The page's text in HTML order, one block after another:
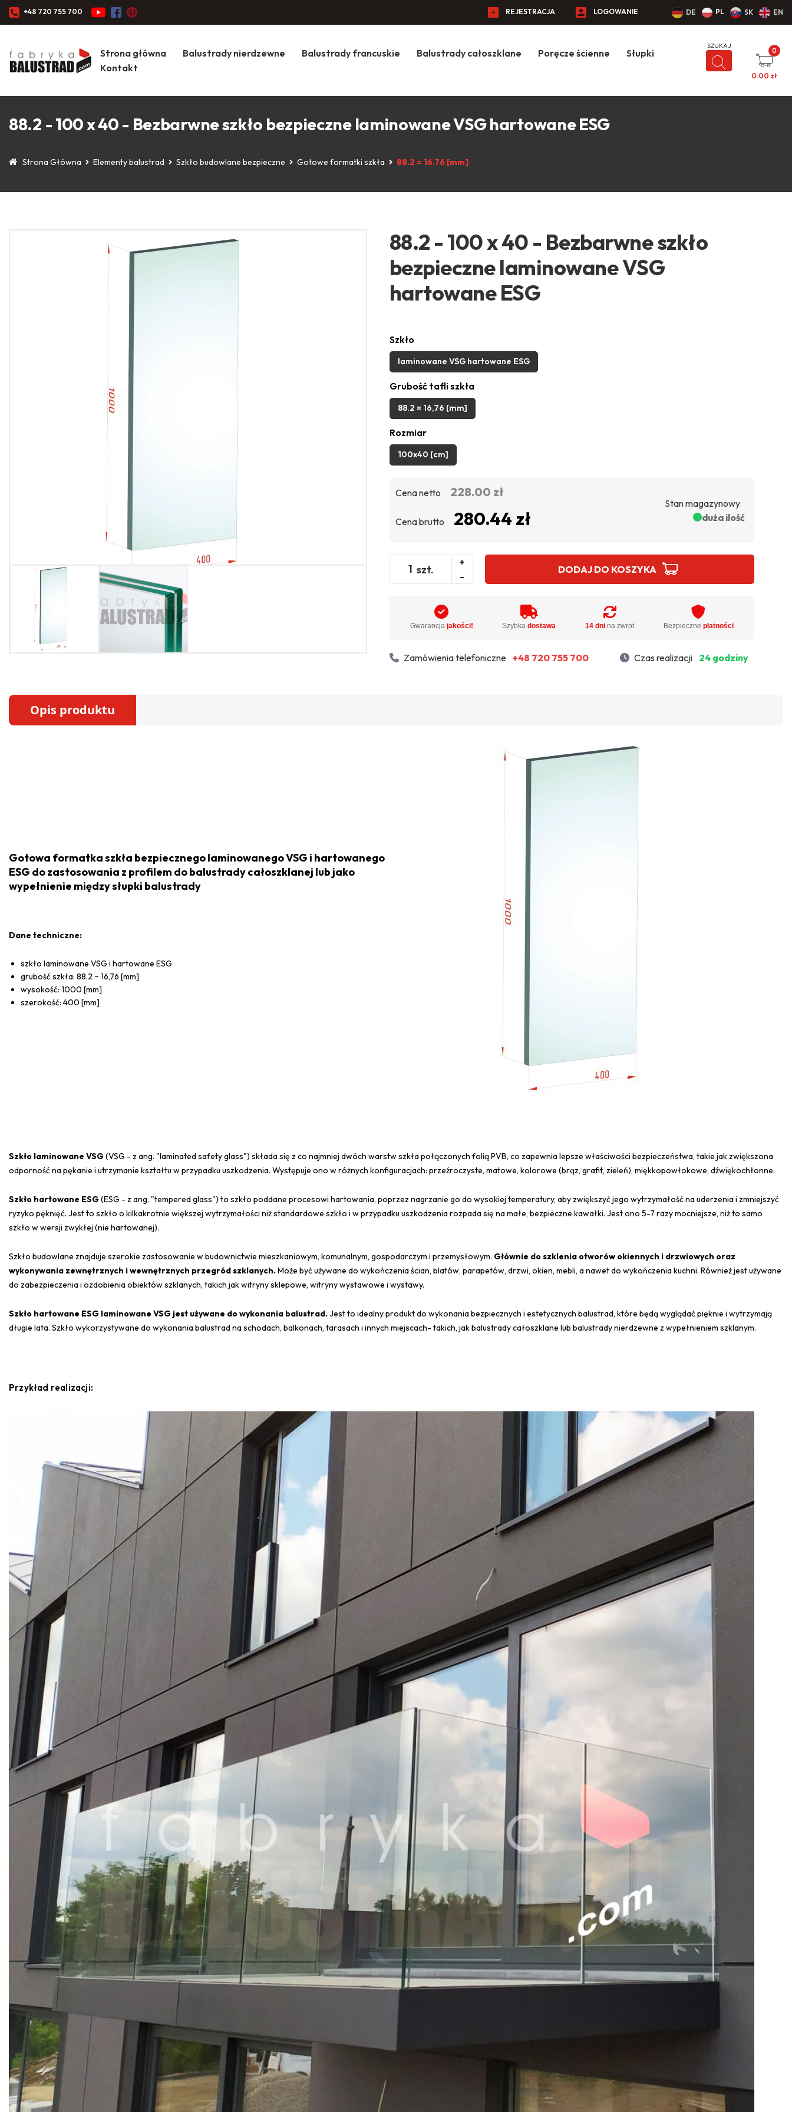
+48 720 755 700 REJESTRACJA LOGOWANIE DE PL SK EN
Strona główna Balustrady nierdzewne Balustrady francuskie Balustrady całoszklane Poręcze ścienne
Słupki
Kontakt
0
0.00 zł
88.2 - 100 x 40 - Bezbarwne szkło bezpieczne laminowane VSG hartowane ESG
Strona Główna Elementy balustrad Szkło budowlane bezpieczne Gotowe formatki szkła 88.2 = 16.76 [mm]
88.2 - 100 x 40 - Bezbarwne szkło
bezpieczne laminowane VSG
hartowane ESG
Szkło
laminowane VSG hartowane ESG
Grubość tafli szkła
88.2 = 16,76 [mm]
Rozmiar
100x40 [cm]
Cena netto 228.00 zł
Cena brutto 280.44 zł
Stan magazynowy
duża ilość
szt.
+
-
DODAJ DO KOSZYKA
Gwarancja jakości! Szybkadostawa 14 dni na zwrot Bezpieczne płatności
Zamówienia telefoniczne +48 720 755 700 Czas realizacji 24 godziny
Opis produktu
Gotowa formatka szkła bezpiecznego laminowanego VSG i hartowanego
ESG do zastosowania z profilem do balustrady całoszklanej lub jako
wypełnienie między słupki balustrady
Dane techniczne:
szkło laminowane VSG i hartowane ESG
grubość szkła: 88.2 ~ 16,76 [mm]
wysokość: 1000 [mm]
szerokość: 400 [mm]
Szkło laminowane VSG(VSG - z ang. "laminated safety glass") składa się z co najmniej dwóch warstw szkła połączonych folią PVB, co zapewnia lepsze właściwości bezpieczeństwa, takie jak zwiększona
odporność na pękanie i utrzymanie kształtu w przypadku uszkodzenia. Występuje ono w różnych konfiguracjach: przeźroczyste, matowe, kolorowe (brąz, grafit, zieleń), miękkopowłokowe, dźwiękochłonne.
Szkło hartowane ESG(ESG - z ang. "tempered glass") to szkło poddane procesowi hartowania, poprzez nagrzanie go do wysokiej temperatury, aby zwiększyć jego wytrzymałość na uderzenia i zmniejszyć
ryzyko pęknięć. Jest to szkło o kilkakrotnie większej wytrzymałości niż standardowe szkło i w przypadku uszkodzenia rozpada się na małe, bezpieczne kawałki. Jest ono 5-7 razy mocniejsze, niż to samo
szkło w wersji zwykłej (nie hartowanej).
Szkło budowlane znajduje szerokie zastosowanie w budownictwie mieszkaniowym, komunalnym, gospodarczym i przemysłowym. Głównie do szklenia otworów okiennych i drzwiowych oraz
wykonywania zewnętrznych i wewnętrznych przegród szklanych.Może być używane do wykończenia ścian, blatów, parapetów, drzwi, okien, mebli, a nawet do wykończenia kuchni. Również jest używane
do zabezpieczenia i ozdobienia obiektów szklanych, takich jak witryny sklepowe, witryny wystawowe i wystawy.
Szkło hartowane ESG laminowane VSG jest używane do wykonania balustrad.Jest to idealny produkt do wykonania bezpiecznych i estetycznych balustrad, które będą wyglądać pięknie i wytrzymają
długie lata. Szkło wykorzystywane do wykonania balustrad na schodach, balkonach, tarasach i innych miejscach- takich, jak balustrady całoszklane lub balustrady nierdzewne z wypełnieniem szklanym.
Przykład realizacji: